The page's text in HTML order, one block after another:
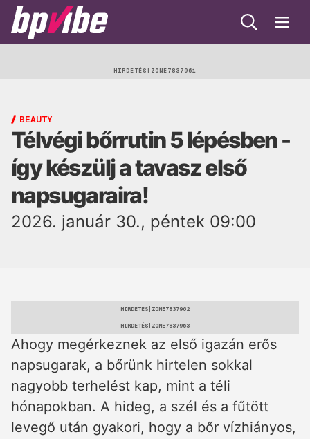
BP
Lélek
Gasztro
Öko
KeresésMenü
HIRDETÉS
BEAUTY
Télvégi bőrrutin 5 lépésben -
így készülj a tavasz első
napsugaraira!
2026. január 30., péntek 09:00
HIRDETÉS
HIRDETÉS
Ahogy megérkeznek az első igazán erős
napsugarak, a bőrünk hirtelen sokkal
nagyobb terhelést kap, mint a téli
hónapokban. A hideg, a szél és a fűtött
levegő után gyakori, hogy a bőr vízhiányos,